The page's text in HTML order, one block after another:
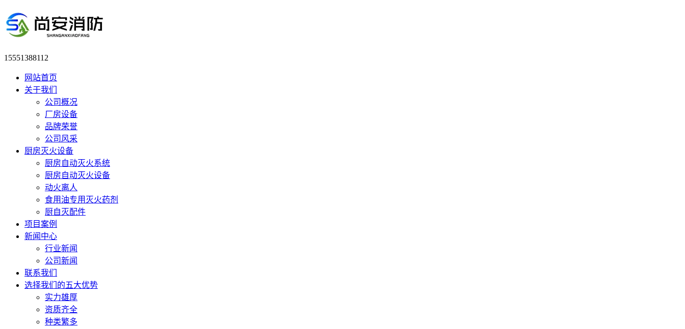
15551388112
网站首页
关于我们
公司概况
厂房设备
品牌荣誉
公司风采
厨房灭火设备
厨房自动灭火系统
厨房自动灭火设备
动火离人
食用油专用灭火药剂
厨自灭配件
项目案例
新闻中心
行业新闻
公司新闻
联系我们
选择我们的五大优势
实力雄厚
资质齐全
种类繁多